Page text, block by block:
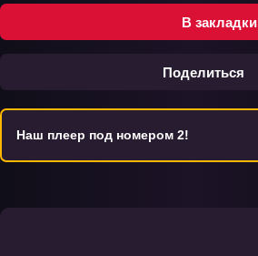
В закладки
Поделиться
Наш плеер под номером 2!